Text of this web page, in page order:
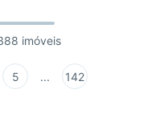
imóveis
5 ... 142